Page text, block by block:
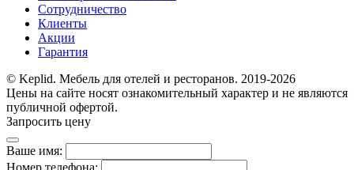
Сотрудничество
Клиенты
Акции
Гарантия
© Keplid. Мебель для отелей и ресторанов. 2019-2026
Цены на сайте носят ознакомительный характер и не являются
публичной офертой.
Запросить цену
Ваше имя: